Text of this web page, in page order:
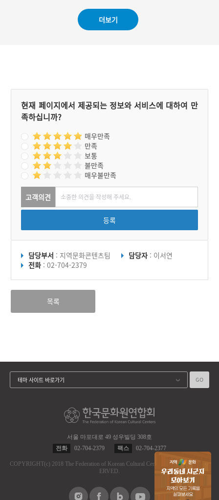
는 기중가(起重架)를 써서
돈 4만 냥의 비용을 줄였다
며 다산을 칭찬하였다.
학문은 성리학의 이기론에
대한 반론에서 시작하여 계
몽군주에 의한 정치운영, 외
더보기
현재 페이지에서 제공되는 정보와 서비스에 대하여 만
족하십니까?
매우만족
만족
보통
불만족
매우불만족
고객의견
등록
담당부서 : 지역문화콘텐츠팀 담당자 : 이서연
전화 : 02-704-2379
목록
서울 마포대로 49 성우빌딩 308호
전화
02-704-2379 팩스 02-704-2377
COPYRIGHT(c) 2018 The Federation of Korean Cultural Centers.
ALL RIGHT RES
ERVED.
테마 사이트 바로가기 GO